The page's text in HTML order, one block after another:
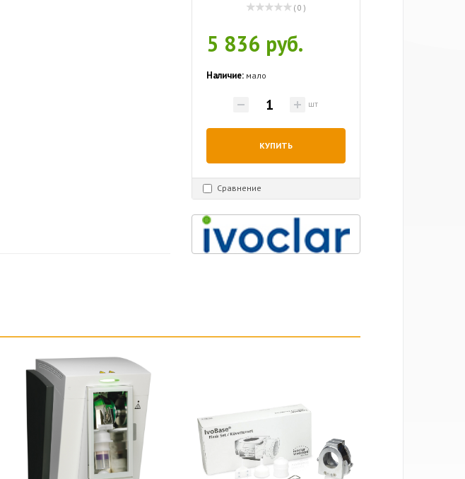
( 0 )
5 836 руб.
Наличие: мало
шт
КУПИТЬ
Сравнение